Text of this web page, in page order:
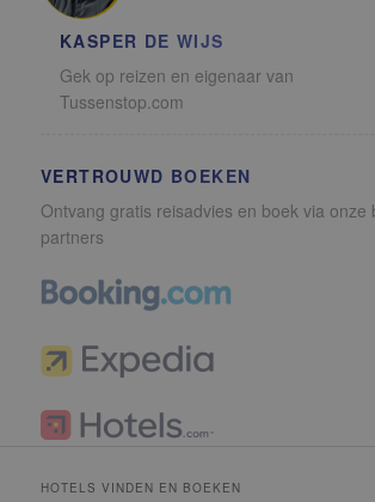
KASPER DE WIJS
Gek op reizen en eigenaar van
Tussenstop.com
VERTROUWD BOEKEN
Ontvang gratis reisadvies en boek via onze
partners
HOTELS VINDEN EN BOEKEN